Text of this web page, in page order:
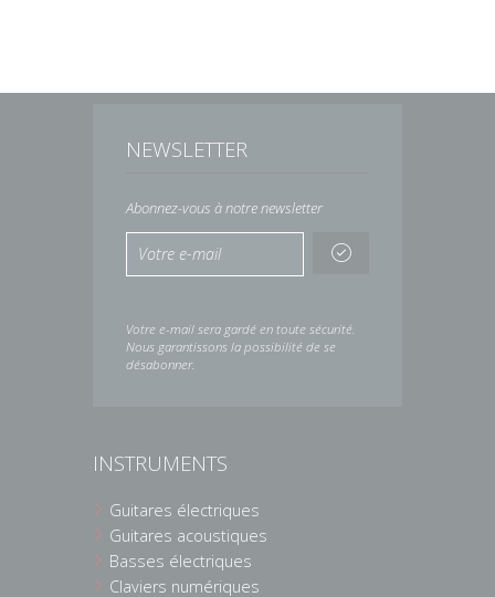
NEWSLETTER
Abonnez-vous à notre newsletter
Votre e-mail sera gardé en toute sécurité.
Nous garantissons la possibilité de se
désabonner.
INSTRUMENTS
Guitares électriques
Guitares acoustiques
Basses électriques
Claviers numériques